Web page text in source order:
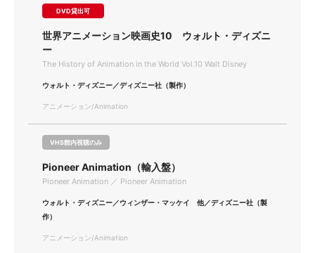
DVD貸出可
世界アニメーション映画史10 ウォルト・ディズニ
ー
The History of Animation in the World Vol.10 Walt Disney
ウォルト・ディズニー／ディズニー社（製作）
アニメーション/Animation
VHS館内視聴のみ
Pioneer Animation（輸入盤）
Pioneer Animation ／ Pioneer Animation
ウォルト・ディズニー／ウィンザー・マッケイ 他／ディズニー社（製
作）
アニメーション/Animation